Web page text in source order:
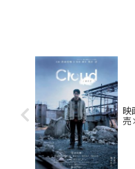
映
売